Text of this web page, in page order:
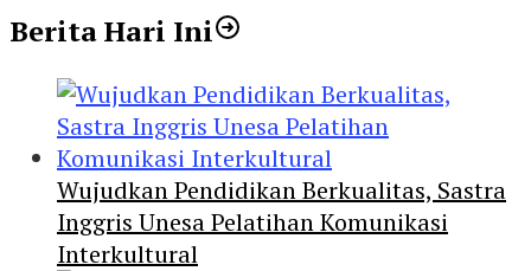
Berita Hari Ini
Wujudkan Pendidikan Berkualitas, Sastra
Inggris Unesa Pelatihan Komunikasi
Interkultural